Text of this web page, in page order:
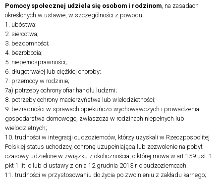
Pomocy społecznej udziela się osobom i rodzinom, na zasadach
określonych w ustawie, w szczególności z powodu:
1. ubóstwa;
2. sieroctwa;
3. bezdomności;
4. bezrobocia;
5. niepełnosprawności;
6. długotrwałej lub ciężkiej choroby;
7. przemocy w rodzinie;
7a) potrzeby ochrony ofiar handlu ludzmi;
8. potrzeby ochrony macierzyństwa lub wielodzietności;
9. bezradności w sprawach opiekuńczo-wychowawczych i prowadzenia
gospodarstwa domowego, zwłaszcza w rodzinach niepełnych lub
wielodzietnych;
10. trudności w integracji cudzoziemców, którzy uzyskali w Rzeczpospolitej
Polskiej status uchodzcy, ochronę uzupełniającą lub zezwolenie na pobyt
czasowy udzielone w związku z okolicznościa, o której mowa w art.159 ust. 1
pkt 1 lit. c lub d ustawy z dnia 12 grudnia 2013 r. o cudzoziemcach.
11. trudności w przystosowaniu do życia po zwolnieniu z zakładu karnego;